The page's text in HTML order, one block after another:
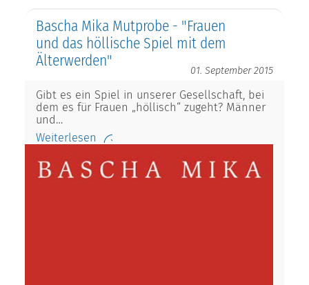
Bascha Mika Mutprobe - "Frauen
und das höllische Spiel mit dem
Älterwerden"
01. September 2015
Gibt es ein Spiel in unserer Gesellschaft, bei
dem es für Frauen „höllisch“ zugeht? Männer
und…
Weiterlesen